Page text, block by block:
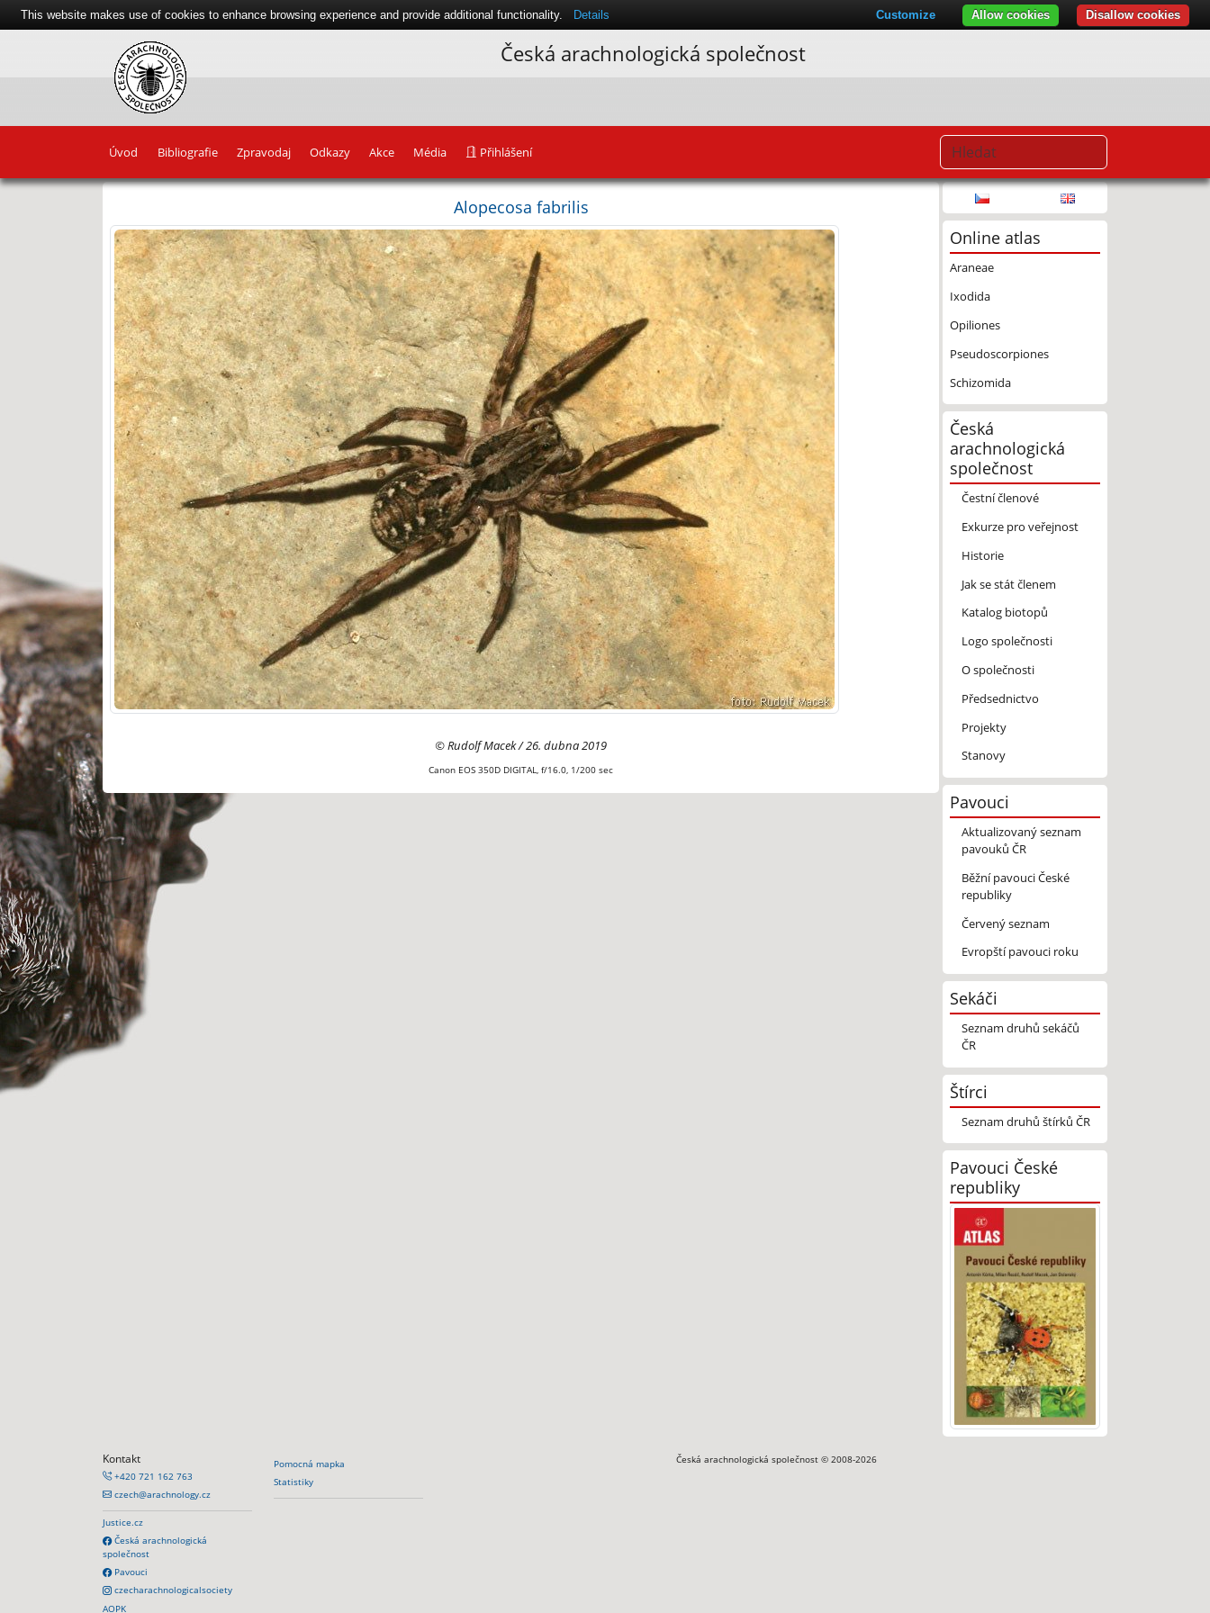
Česká arachnologická společnost
Úvod Bibliografie Zpravodaj Odkazy Akce Média Přihlášení
Alopecosa fabrilis
© Rudolf Macek / 26. dubna 2019
Canon EOS 350D DIGITAL, f/16.0, 1/200 sec
Online atlas
Araneae
Ixodida
Opiliones
Pseudoscorpiones
Schizomida
Česká
arachnologická
společnost
Čestní členové
Exkurze pro veřejnost
Historie
Jak se stát členem
Katalog biotopů
Logo společnosti
O společnosti
Předsednictvo
Projekty
Stanovy
Pavouci
Aktualizovaný seznam
pavouků ČR
Běžní pavouci České
republiky
Červený seznam
Evropští pavouci roku
Sekáči
Seznam druhů sekáčů
ČR
Štírci
Seznam druhů štírků ČR
Pavouci České
republiky
Kontakt
+420 721 162 763
czech@arachnology.cz
Justice.cz
Česká arachnologická
společnost
Pavouci
czecharachnologicalsociety
AOPK
Pomocná mapka
Statistiky
Česká arachnologická společnost © 2008-2026
This website makes use of cookies to enhance browsing experience and provide additional functionality. Details Disallow cookies
Allow cookies
Customize